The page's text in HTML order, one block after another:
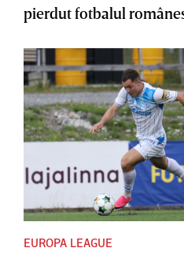
pierdut fotbalul
EUROPA LEAGUE